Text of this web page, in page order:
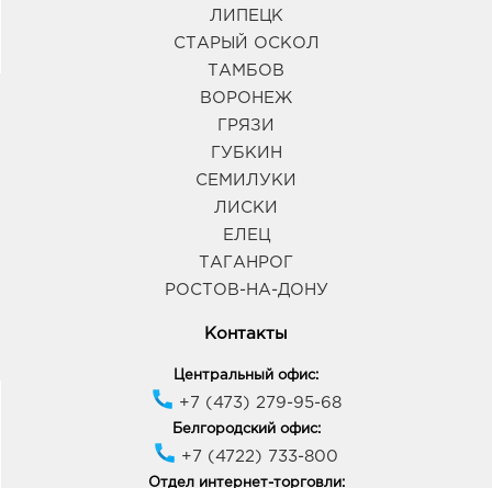
ЛИПЕЦК
СТАРЫЙ ОСКОЛ
ТАМБОВ
ВОРОНЕЖ
ГРЯЗИ
ГУБКИН
СЕМИЛУКИ
ЛИСКИ
ЕЛЕЦ
ТАГАНРОГ
РОСТОВ-НА-ДОНУ
Контакты
Центральный офис:
+7 (473) 279-95-68
Белгородский офис:
+7 (4722) 733-800
Отдел интернет-торговли: